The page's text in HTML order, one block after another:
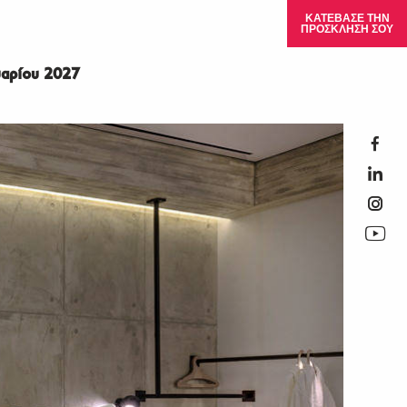
2027
ΚΑΤΕΒΑΣΕ ΤΗΝ
ΠΡΟΣΚΛΗΣΗ ΣΟΥ